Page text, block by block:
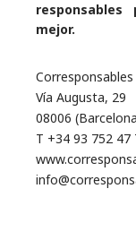
mejor.
Corresponsables
Vía Augusta, 29
08006
T +34 93 752 47